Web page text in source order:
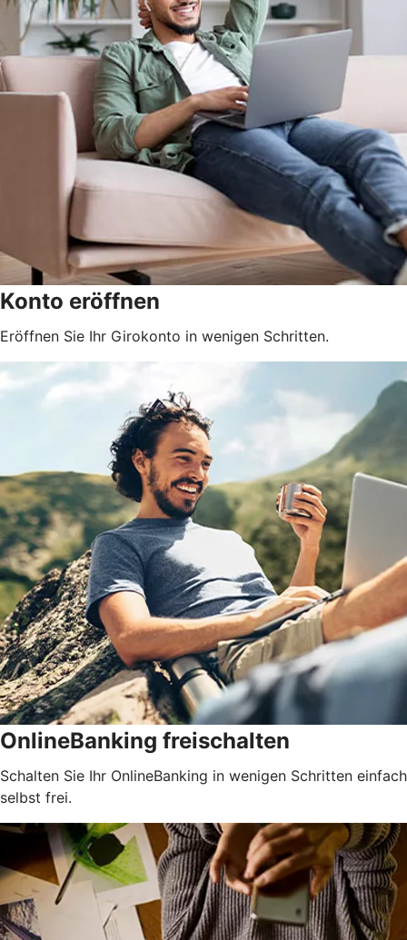
Konto eröffnen
Eröffnen Sie Ihr Girokonto in wenigen Schritten.
OnlineBanking freischalten
Schalten Sie Ihr OnlineBanking in wenigen Schritten einfach
selbst frei.